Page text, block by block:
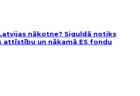
nākotne? Siguldā notiks
attīstību un nākamā ES fondu